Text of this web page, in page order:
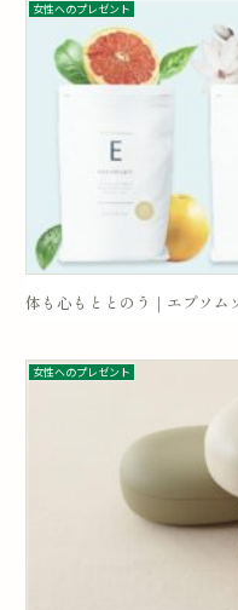
女性へのプレゼント
体も心もととのう｜エプソム
女性へのプレゼント